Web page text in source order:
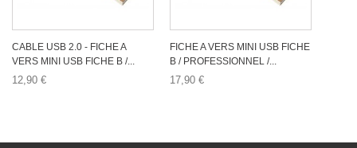
CABLE USB 2.0 - FICHE A
VERS MINI USB FICHE B /...
12,90 €
FICHE A VERS MINI USB FICHE
B / PROFESSIONNEL /...
17,90 €